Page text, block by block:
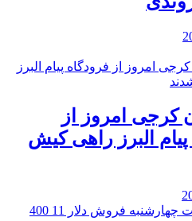
کرجی امروز از
البرز راهی کیش